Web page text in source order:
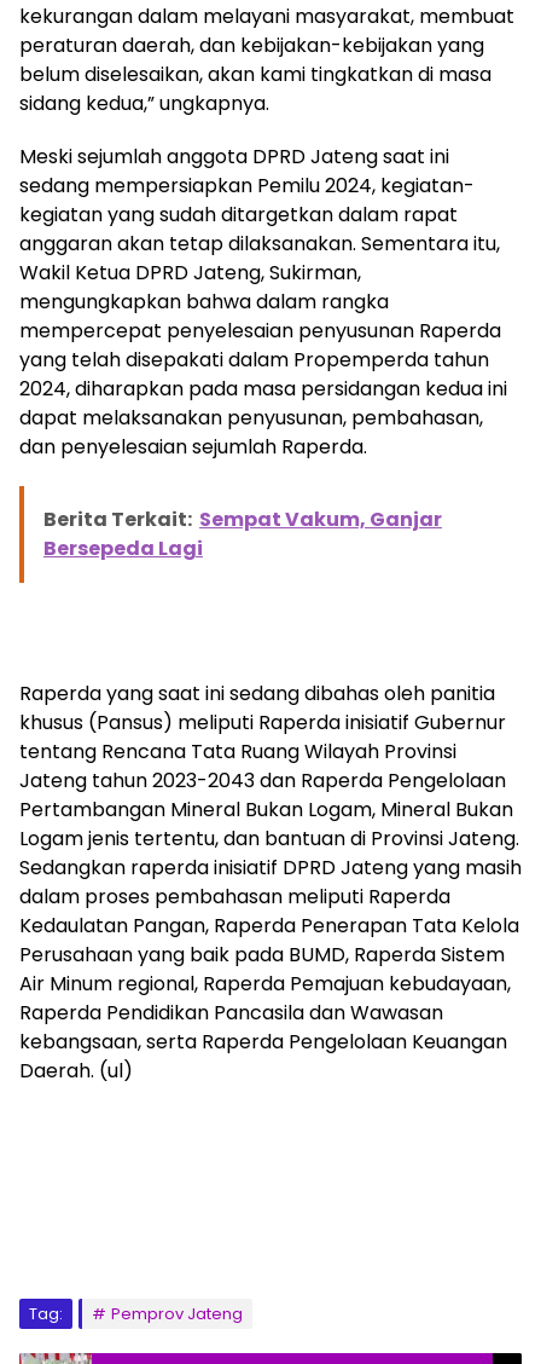
Berita Terkait: Tinjau Progres Jembatan
kekurangan dalam melayani masyarakat, membuat
peraturan daerah, dan kebijakan-kebijakan yang
belum diselesaikan, akan kami tingkatkan di masa
sidang kedua,” ungkapnya.
Meski sejumlah anggota DPRD Jateng saat ini
sedang mempersiapkan Pemilu 2024, kegiatan-
kegiatan yang sudah ditargetkan dalam rapat
anggaran akan tetap dilaksanakan. Sementara itu,
Wakil Ketua DPRD Jateng, Sukirman,
mengungkapkan bahwa dalam rangka
mempercepat penyelesaian penyusunan Raperda
yang telah disepakati dalam Propemperda tahun
2024, diharapkan pada masa persidangan kedua ini
dapat melaksanakan penyusunan, pembahasan,
dan penyelesaian sejumlah Raperda.
Berita Terkait: Sempat Vakum, Ganjar
Bersepeda Lagi
Raperda yang saat ini sedang dibahas oleh panitia
khusus (Pansus) meliputi Raperda inisiatif Gubernur
tentang Rencana Tata Ruang Wilayah Provinsi
Jateng tahun 2023-2043 dan Raperda Pengelolaan
Pertambangan Mineral Bukan Logam, Mineral Bukan
Logam jenis tertentu, dan bantuan di Provinsi Jateng.
Sedangkan raperda inisiatif DPRD Jateng yang masih
dalam proses pembahasan meliputi Raperda
Kedaulatan Pangan, Raperda Penerapan Tata Kelola
Perusahaan yang baik pada BUMD, Raperda Sistem
Air Minum regional, Raperda Pemajuan kebudayaan,
Raperda Pendidikan Pancasila dan Wawasan
kebangsaan, serta Raperda Pengelolaan Keuangan
Daerah. (ul)
Tag: Pemprov Jateng